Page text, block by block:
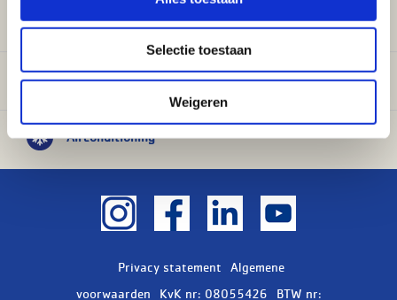
Selectie toestaan
Weigeren
Onderdelen
Ventilatie
Airconditioning
Privacy statement
Algemene
voorwaarden
KvK nr: 08055426 BTW nr: